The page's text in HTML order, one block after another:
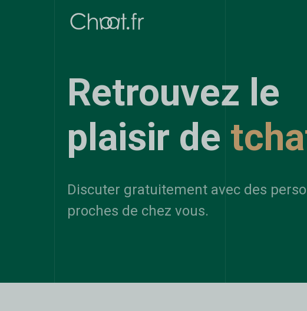
Retrouvez le
plaisir de
Discuter gratuitement avec des
proches de chez vous.